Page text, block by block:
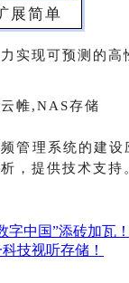
展简单
实现可预测的
管理 系统的建设
，提供技术支持
字中国”添砖加瓦！
技视听存储！